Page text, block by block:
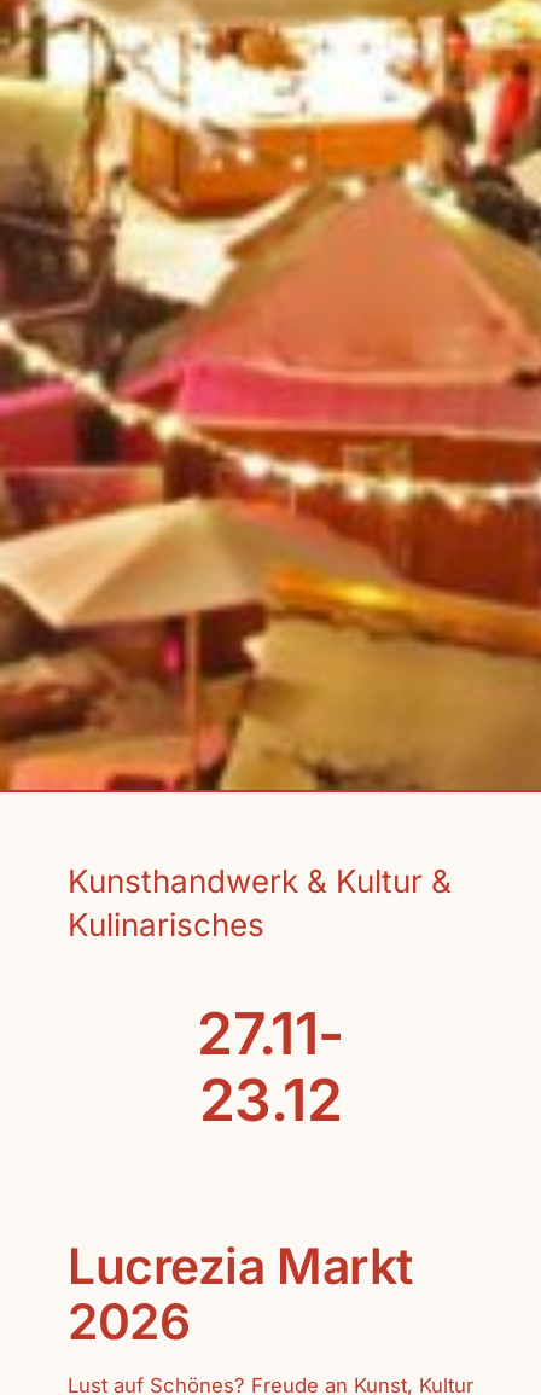
Kunsthandwerk & Kultur &
Kulinarisches
27.11-
23.12
Lucrezia Markt
2026
Lust auf Schönes? Freude an Kunst, Kultur